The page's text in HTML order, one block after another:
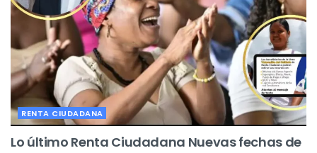
RENTA CIUDADANA
Lo último Renta Ciudadana Nuevas fechas de